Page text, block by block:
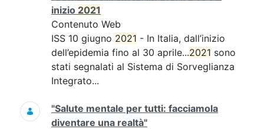
inizio 2021
Contenuto Web
ISS 10 giugno 2021 - In Italia, dall’inizio
dell’epidemia fino al 30 aprile...2021 sono
stati segnalati al Sistema di Sorveglianza
Integrato...
"Salute mentale per tutti: facciamola
diventare una realtà"